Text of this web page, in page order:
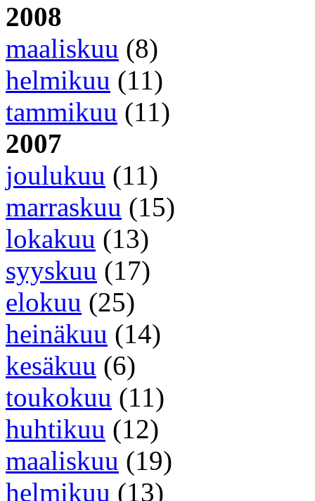
2008
maaliskuu (8)
helmikuu (11)
tammikuu (11)
2007
joulukuu (11)
marraskuu (15)
lokakuu (13)
syyskuu (17)
elokuu (25)
heinäkuu (14)
kesäkuu (6)
toukokuu (11)
huhtikuu (12)
maaliskuu (19)
helmikuu (13)